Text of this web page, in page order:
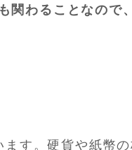
関わることなので
す。硬貨や紙幣の